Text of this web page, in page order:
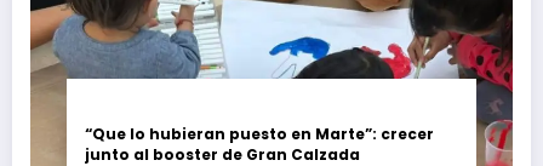
“Que lo hubieran puesto en Marte”: crecer
junto al booster de Gran Calzada